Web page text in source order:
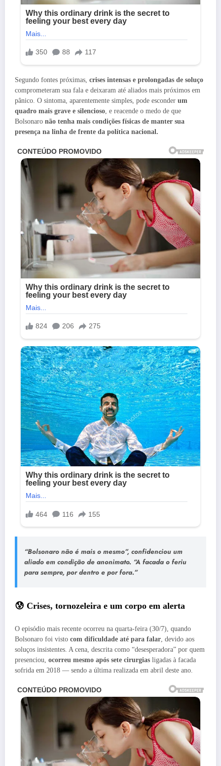
Segundo fontes próximas, crises intensas e prolongadas de soluço
comprometeram sua fala e deixaram até aliados mais próximos em
pânico. O sintoma, aparentemente simples, pode esconder um
quadro mais grave e silencioso , e reacende o medo de que
Bolsonaro não tenha mais condições físicas de manter sua
presença na linha de frente da política nacional.
“Bolsonaro não é mais o mesmo”, confidenciou um
aliado em condição de anonimato. “A facada o feriu
para sempre, por dentro e por fora.”
😰 Crises, tornozeleira e um corpo em alerta
O episódio mais recente ocorreu na quarta-feira (30/7), quando
Bolsonaro foi visto com dificuldade até para falar, devido aos
soluços insistentes. A cena, descrita como “desesperadora” por quem
presenciou, ocorreu mesmo após sete cirurgias ligadas à facada
sofrida em 2018 — sendo a última realizada em abril deste ano.